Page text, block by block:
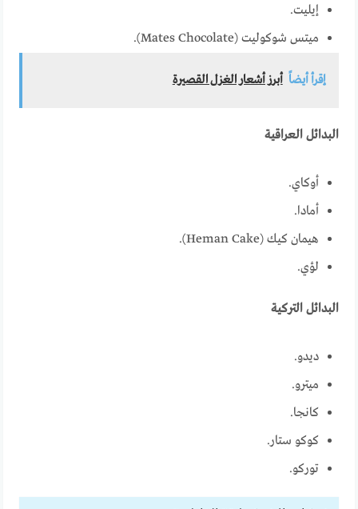
إيليت.
ميتس شوكوليت (Mates Chocolate).
إقرأ أيضاً أبرز أشعار الغزل القصيرة
البدائل العراقية
أوكاي.
أمادا.
هيمان كيك (Heman Cake).
لؤي.
البدائل التركية
ديدو.
ميترو.
كانجا.
كوكو ستار.
توركو.